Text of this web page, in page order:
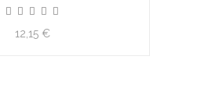
12,15 €